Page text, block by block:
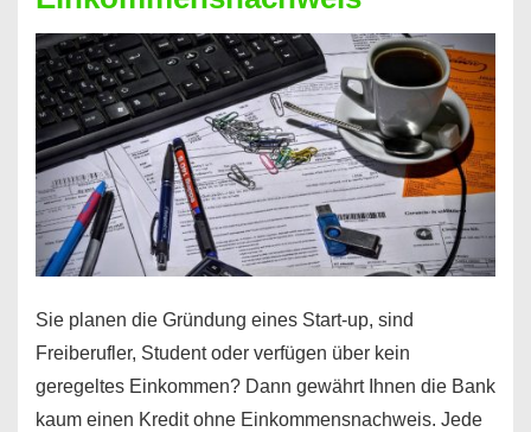
Sie planen die Gründung eines Start-up, sind
Freiberufler, Student oder verfügen über kein
geregeltes Einkommen? Dann gewährt Ihnen die Bank
kaum einen Kredit ohne Einkommensnachweis. Jede